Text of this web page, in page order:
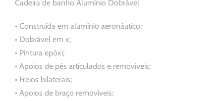
Comprar
Blog
Cadeira de banho Alumínio Dobrável
• Construída em alumínio aeronáutico;
• Dobrável em x;
• Pintura epóxi;
• Apoios de pés articulados e removíveis;
• Freios bilaterais;
• Apoios de braço removíveis;